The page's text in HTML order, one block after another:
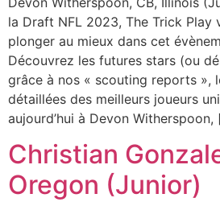
la Draft NFL 2023, The Trick Play
plonger au mieux dans cet
Découvrez les futures stars (ou
grâce à nos « scouting reports »,
détaillées des meilleurs joueurs
aujourd’hui à Devon
Christian
Oregon (Junior)